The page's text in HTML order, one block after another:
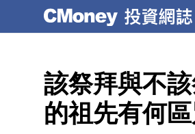
該祭拜與不
的祖先有何